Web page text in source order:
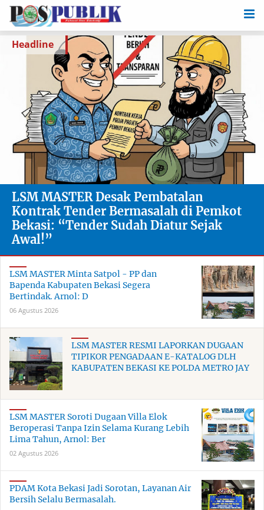
Headline
LSM MASTER Desak Pembatalan
Kontrak Tender Bermasalah di Pemkot
Bekasi: “Tender Sudah Diatur Sejak
Awal!”
LSM MASTER Minta Satpol - PP dan
Bapenda Kabupaten Bekasi Segera
Bertindak. Arnol: D
06 Agustus 2026
LSM MASTER RESMI LAPORKAN DUGAAN
TIPIKOR PENGADAAN E-KATALOG DLH
KABUPATEN BEKASI KE POLDA METRO JAY
LSM MASTER Soroti Dugaan Villa Elok
Beroperasi Tanpa Izin Selama Kurang Lebih
Lima Tahun, Arnol: Ber
02 Agustus 2026
PDAM Kota Bekasi Jadi Sorotan, Layanan Air
Bersih Selalu Bermasalah.